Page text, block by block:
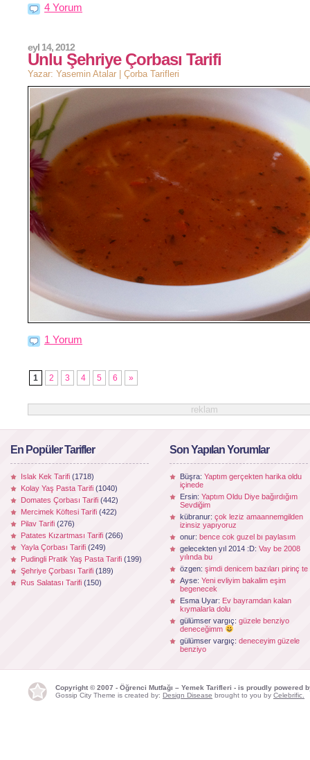
4 Yorum
Unlu Şehriye Çorbası Tarifi
eyl 14, 2012
Yazar: Yasemin Atalar | Çorba Tarifleri
1 Yorum
1 2 3 4 5 6 »
reklam
En Popüler Tarifler
Islak Kek Tarifi (1718)
Kolay Yaş Pasta Tarifi (1040)
Domates Çorbası Tarifi (442)
Mercimek Köftesi Tarifi (422)
Pilav Tarifi (276)
Patates Kızartması Tarifi (266)
Yayla Çorbası Tarifi (249)
Pudingli Pratik Yaş Pasta Tarifi (199)
Şehriye Çorbası Tarifi (189)
Rus Salatası Tarifi (150)
Son Yapılan Yorumlar
Büşra: Yaptım gerçekten harika oldu
içinede
Ersin: Yaptım Oldu Diye bağırdığım
Sevdiğim
kübranur: çok leziz amaannemgilden
izinsiz yapıyoruz
onur: bence cok guzel bı paylasım
gelecekten yıl 2014 :D: Vay be 2008
yılında bu
özgen: şimdi denicem bazıları pirinç te
Ayse: Yeni evliyim bakalim eşim
begenecek
Esma Uyar: Ev bayramdan kalan
kıymalarla dolu
gülümser vargıç: güzele benziyo
deneceğimm
gülümser vargıç: deneceyim güzele
benziyo
Copyright © 2007 - Öğrenci Mutfağı – Yemek Tarifleri - is proudly powered
Gossip City Theme is created by: Design Disease brought to you by Celebrific.